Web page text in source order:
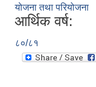
योजना तथा परियोजना
आर्थिक वर्ष:
८०/८१